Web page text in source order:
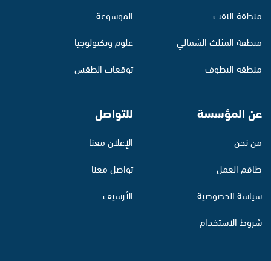
منطقة النقب
منطقة المثلث الشمالي
منطقة البطوف
الموسوعة
علوم وتكنولوجيا
توقعات الطقس
عن المؤسسة
من نحن
طاقم العمل
سياسة الخصوصية
شروط الاستخدام
للتواصل
الإعلان معنا
تواصل معنا
الأرشيف